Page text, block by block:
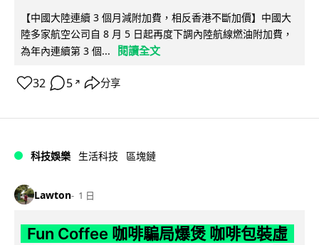
【中國大陸連續 3 個月減附加費，相反香港不斷加價】中國大
陸多家航空公司自 8 月 5 日起再度下調內陸航線燃油附加費，
為年內連續第 3 個...
閱讀全文
32 5 ↗ 分享
科技娛樂 生活科技 區塊鏈
Lawton 1 日
Fun Coffee 咖啡騙局爆煲 咖啡包裝虛